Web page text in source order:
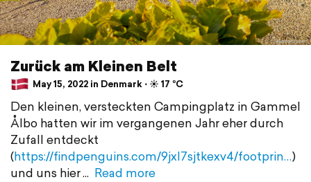
Zurück am Kleinen Belt
May 15, 2022 in Denmark ⋅ ☀️ 17 °C
Den kleinen, versteckten Campingplatz in Gammel
Ålbo hatten wir im vergangenen Jahr eher durch
Zufall entdeckt
(https://findpenguins.com/9jxl7sjtkexv4/footprin…)
und uns hier
Read more